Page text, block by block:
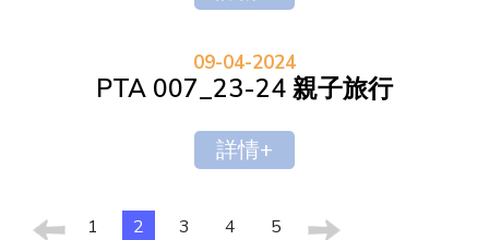
09-04-2024
PTA 007_23-24 親子旅行
詳情+
1 2 3 4 5